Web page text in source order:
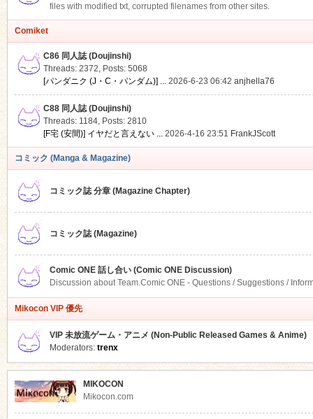
files with modified txt, corrupted filenames from other sites.
Comiket
C86 同人誌 (Doujinshi)
Threads: 2372, Posts: 5068
[パンダニク (J・C・パンダム)] ... 2026-6-23 06:42 anjhella76
C88 同人誌 (Doujinshi)
Threads: 1184, Posts: 2810
[F宅 (安間)] イヤだと言えない ... 2026-4-16 23:51 FrankJScott
コミック (Manga & Magazine)
コミック誌 分章 (Magazine Chapter)
コミック誌 (Magazine)
Comic ONE 話し合い (Comic ONE Discussion)
Discussion about Team.Comic ONE - Questions / Suggestions /
Mikocon VIP 優先
VIP 未放流ゲーム・アニメ (Non-Public Released Games & Anime)
Moderators: trenx
MIKOCON
Mikocon.com